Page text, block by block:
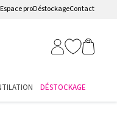
Espace proDéstockageContact
DÉSTOCKAGE